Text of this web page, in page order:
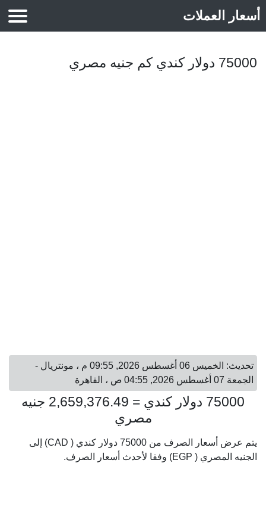
أسعار العملات
75000 دولار كندي كم جنيه مصري
تحديث: الخميس 06 أغسطس 2026, 09:55 م ، مونتريال -
الجمعة 07 أغسطس 2026, 04:55 ص ، القاهرة
75000 دولار كندي = 2,659,376.49 جنيه
مصري
يتم عرض أسعار الصرف من 75000 دولار كندي ( CAD) إلى
الجنيه المصري ( EGP) وفقا لأحدث أسعار الصرف.